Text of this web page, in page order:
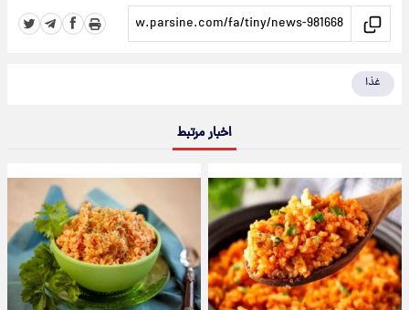
غذا
اخبار مرتبط